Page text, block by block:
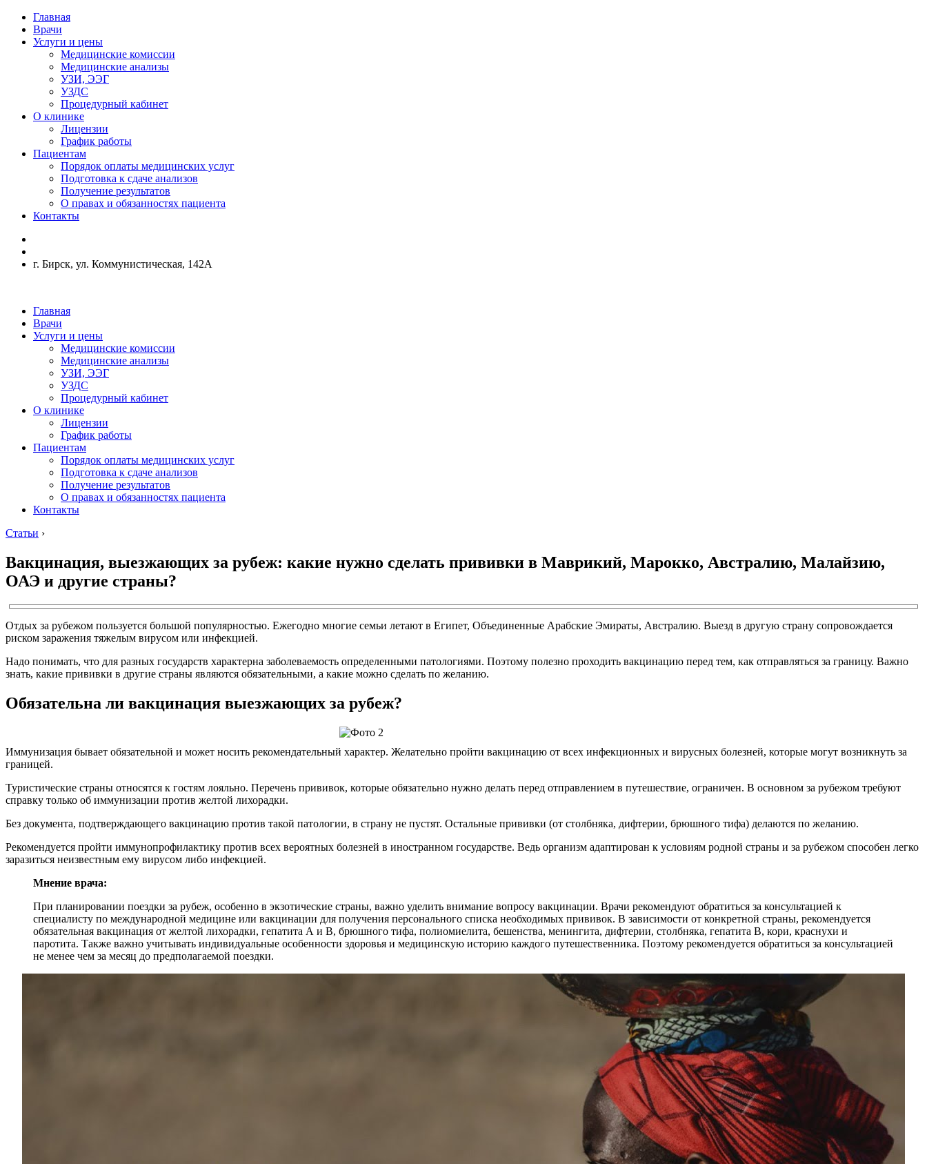
Главная
Врачи
Услуги и цены
Медицинские комиссии
Медицинские анализы
УЗИ, ЭЭГ
УЗДС
Процедурный кабинет
О клинике
Лицензии
График работы
Пациентам
Порядок оплаты медицинских услуг
Подготовка к сдаче анализов
Получение результатов
О правах и обязанностях пациента
Контакты
г. Бирск, ул. Коммунистическая, 142А
Главная
Врачи
Услуги и цены
Медицинские комиссии
Медицинские анализы
УЗИ, ЭЭГ
УЗДС
Процедурный кабинет
О клинике
Лицензии
График работы
Пациентам
Порядок оплаты медицинских услуг
Подготовка к сдаче анализов
Получение результатов
О правах и обязанностях пациента
Контакты
Статьи ›
Вакцинация, выезжающих за рубеж: какие нужно сделать прививки в Маврикий, Марокко, Австралию, Малайзию,
ОАЭ и другие страны?
Отдых за рубежом пользуется большой популярностью. Ежегодно многие семьи летают в Египет, Объединенные Арабские Эмираты, Австралию. Выезд в другую страну сопровождается
риском заражения тяжелым вирусом или инфекцией.
Надо понимать, что для разных государств характерна заболеваемость определенными патологиями. Поэтому полезно проходить вакцинацию перед тем, как отправляться за границу. Важно
знать, какие прививки в другие страны являются обязательными, а какие можно сделать по желанию.
Обязательна ли вакцинация выезжающих за рубеж?
Иммунизация бывает обязательной и может носить рекомендательный характер. Желательно пройти вакцинацию от всех инфекционных и вирусных болезней, которые могут возникнуть за
границей.
Туристические страны относятся к гостям лояльно. Перечень прививок, которые обязательно нужно делать перед отправлением в путешествие, ограничен. В основном за рубежом требуют
справку только об иммунизации против желтой лихорадки.
Без документа, подтверждающего вакцинацию против такой патологии, в страну не пустят. Остальные прививки (от столбняка, дифтерии, брюшного тифа) делаются по желанию.
Рекомендуется пройти иммунопрофилактику против всех вероятных болезней в иностранном государстве. Ведь организм адаптирован к условиям родной страны и за рубежом способен легко
заразиться неизвестным ему вирусом либо инфекцией.
Мнение врача:
При планировании поездки за рубеж, особенно в экзотические страны, важно уделить внимание вопросу вакцинации. Врачи рекомендуют обратиться за консультацией к
специалисту по международной медицине или вакцинации для получения персонального списка необходимых прививок. В зависимости от конкретной страны, рекомендуется
обязательная вакцинация от желтой лихорадки, гепатита А и В, брюшного тифа, полиомиелита, бешенства, менингита, дифтерии, столбняка, гепатита В, кори, краснухи и
паротита. Также важно учитывать индивидуальные особенности здоровья и медицинскую историю каждого путешественника. Поэтому рекомендуется обратиться за консультацией
не менее чем за месяц до предполагаемой поездки.